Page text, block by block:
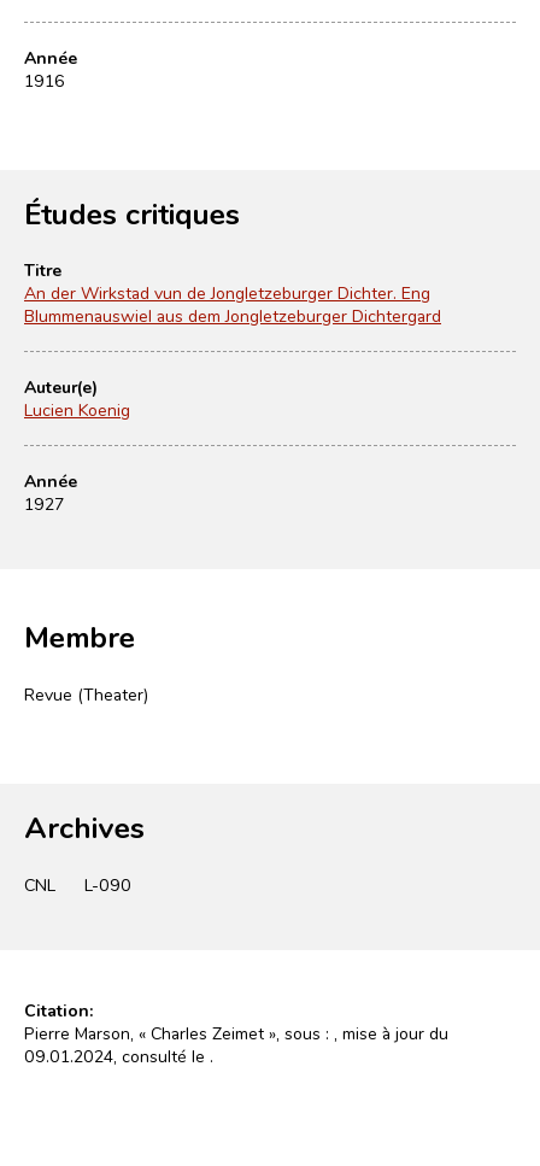
Année
1916
Études critiques
Titre
An der Wirkstad vun de Jongletzeburger Dichter. Eng
Blummenauswiel aus dem Jongletzeburger Dichtergard
Auteur(e)
Lucien Koenig
Année
1927
Membre
Revue (Theater)
Archives
CNL L-090
Citation:
Pierre Marson, « Charles Zeimet », sous : , mise à jour du
09.01.2024, consulté le .